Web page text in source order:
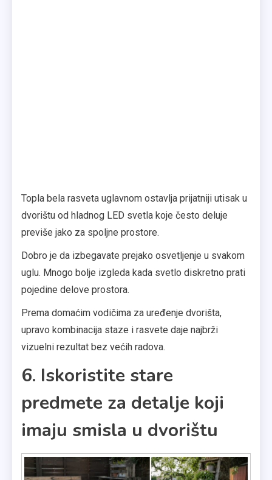
Topla bela rasveta uglavnom ostavlja prijatniji utisak u
dvorištu od hladnog LED svetla koje često deluje
previše jako za spoljne prostore.
Dobro je da izbegavate prejako osvetljenje u svakom
uglu. Mnogo bolje izgleda kada svetlo diskretno prati
pojedine delove prostora.
Prema domaćim vodičima za uređenje dvorišta,
upravo kombinacija staze i rasvete daje najbrži
vizuelni rezultat bez većih radova.
6. Iskoristite stare
predmete za detalje koji
imaju smisla u dvorištu